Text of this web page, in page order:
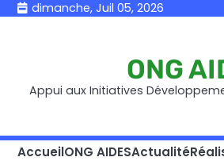
Skip dimanche, Juil 05, 2026
ONG
Appui aux Initiatives
AccueilONG AIDESActualité